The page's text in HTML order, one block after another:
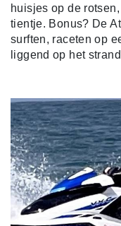
huisjes op de
tientje. Bonus? De
surften, raceten op
liggend op het